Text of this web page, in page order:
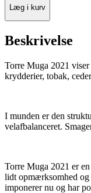
Læg i kurv
Beskrivelse
Torre Muga 2021
krydderier, tobak,
I munden er den
velafbalanceret.
Torre Muga 2021 er
lidt opmærksomhed og
imponerer nu og har